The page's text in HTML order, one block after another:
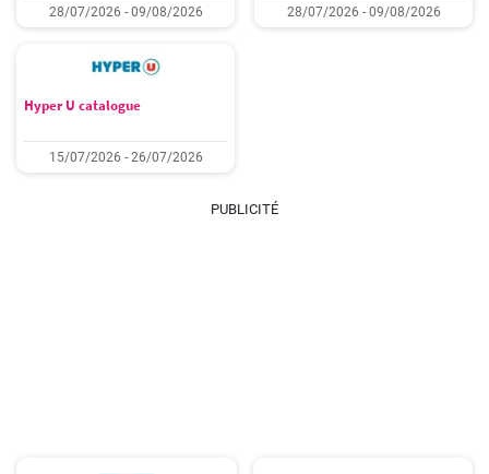
28/07/2026 - 09/08/2026 28/07/2026 - 09/08/2026
Hyper U catalogue
15/07/2026 - 26/07/2026
PUBLICITÉ